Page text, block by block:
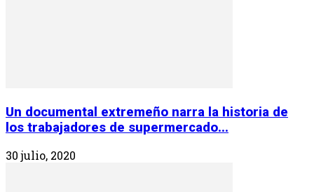
Un documental extremeño narra la historia de
los trabajadores de supermercado...
30 julio, 2020